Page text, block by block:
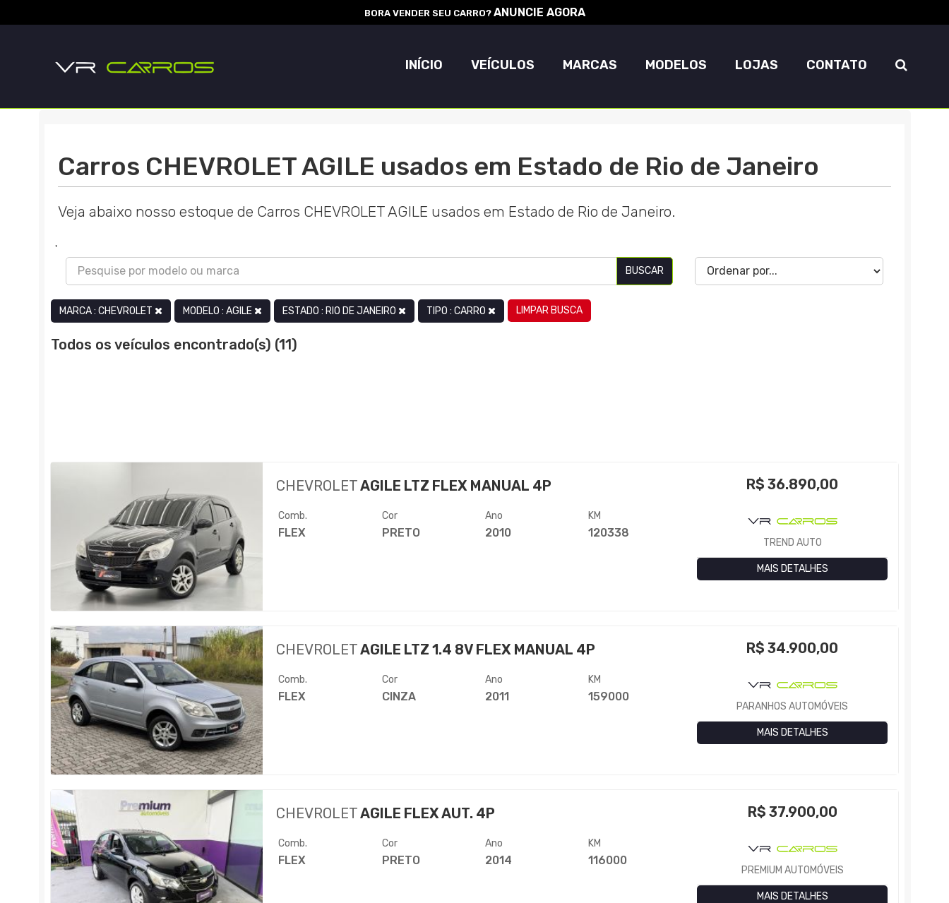
BORA VENDER SEU CARRO? ANUNCIE AGORA
INÍCIO VEÍCULOS MARCAS MODELOS LOJAS CONTATO
Carros CHEVROLET AGILE usados em Estado de Rio de Janeiro
Veja abaixo nosso estoque de Carros CHEVROLET AGILE usados em Estado de Rio de Janeiro.
'
BUSCAR
MARCA : CHEVROLET MODELO : AGILE ESTADO : RIO DE JANEIRO TIPO : CARRO LIMPAR BUSCA
Todos os veículos encontrado(s) (11)
CHEVROLETAGILE LTZ FLEX MANUAL 4P
Comb.
FLEX
Cor
PRETO
Ano
2010
KM
120338
R$36.890,00
TREND AUTO
MAIS DETALHES
CHEVROLETAGILE LTZ 1.4 8V FLEX MANUAL 4P
Comb.
FLEX
Cor
CINZA
Ano
2011
KM
159000
R$34.900,00
PARANHOS AUTOMÓVEIS
MAIS DETALHES
CHEVROLETAGILE FLEX AUT. 4P
Comb.
FLEX
Cor
PRETO
Ano
2014
KM
116000
R$ 37.900,00
PREMIUM AUTOMÓVEIS
MAIS DETALHES